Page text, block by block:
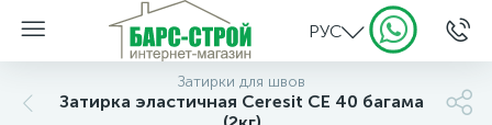
РУС
Затирки для швов
Затирка эластичная Ceresit CE 40 багама